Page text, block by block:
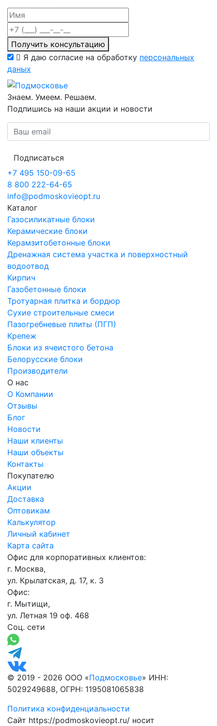
Получить консультацию
Я даю согласие на обработку персональных
даных
Знаем. Умеем. Решаем.
Подпишись на наши акции и новости
Подписаться
+7 495 150-09-65
8 800 222-64-65
info@podmoskovieopt.ru
Каталог
Газосиликатные блоки
Керамические блоки
Керамзитобетонные блоки
Дренажная система участка и поверхностный
водоотвод
Кирпич
Газобетонные блоки
Тротуарная плитка и бордюр
Сухие строительные смеси
Пазогребневые плиты (ПГП)
Крепеж
Блоки из ячеистого бетона
Белорусские блоки
Производители
О нас
О Компании
Отзывы
Блог
Новости
Наши клиенты
Наши объекты
Контакты
Покупателю
Акции
Доставка
Оптовикам
Калькулятор
Личный кабинет
Карта сайта
Офис для корпоративных клиентов:
г. Москва,
ул. Крылатская, д. 17, к. 3
Офис:
г. Мытищи,
ул. Летная 19 оф. 468
Соц. сети
© 2019 - 2026 ООО «Подмосковье» ИНН:
5029249688, ОГРН: 1195081065838
Политика конфиденциальности
Сайт https://podmoskovieopt.ru/ носит